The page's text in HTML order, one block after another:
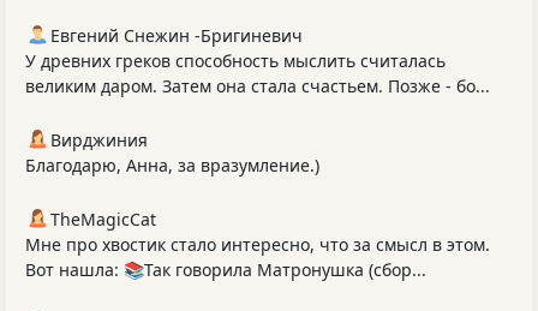
Евгений Снежин -Бригиневич
У древних греков способность мыслить считалась
великим даром. Затем она стала счастьем. Позже - бо...
Вирджиния
Благодарю, Анна, за вразумление.)
TheMagicCat
Мне про хвостик стало интересно, что за смысл в этом.
Вот нашла: 📚Так говорила Матронушка (сбор...